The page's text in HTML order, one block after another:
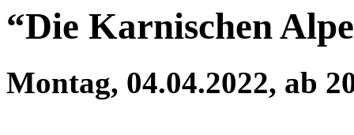
“Die Karnischen
Montag, 04.04.2022, ab